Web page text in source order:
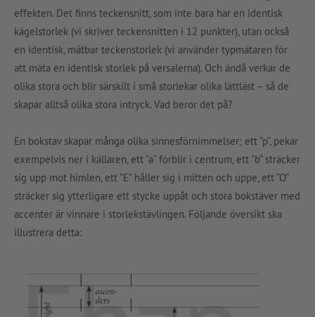
effekten. Det finns teckensnitt, som inte bara har en identisk
kägelstorlek (vi skriver teckensnitten i 12 punkter), utan också
en identisk, mätbar teckenstorlek (vi använder typmätaren för
att mäta en identisk storlek på versalerna). Och ändå verkar de
olika stora och blir särskilt i små storlekar olika lättläst – så de
skapar alltså olika stora intryck. Vad beror det på?
En bokstav skapar många olika sinnesförnimmelser; ett ”p”, pekar
exempelvis ner i källaren, ett ”a” förblir i centrum, ett ”b” sträcker
sig upp mot himlen, ett ”E” håller sig i mitten och uppe, ett ”O”
sträcker sig ytterligare ett stycke uppåt och stora bokstäver med
accenter är vinnare i storlekstävlingen. Följande översikt ska
illustrera detta: